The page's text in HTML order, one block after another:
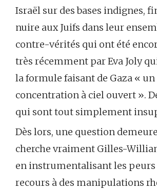
Israël sur des bases indignes,
nuire aux Juifs dans leur
contre-vérités qui ont été
très récemment par Eva Joly
la formule faisant de Gaza « un
concentration à ciel ouvert ».
qui sont tout simplement
Dès lors, une question
cherche vraiment Gilles-
en instrumentalisant les peurs
recours à des manipulations